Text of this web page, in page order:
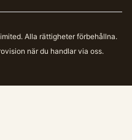
Alla rättigheter förbehållna.
när du handlar via oss.